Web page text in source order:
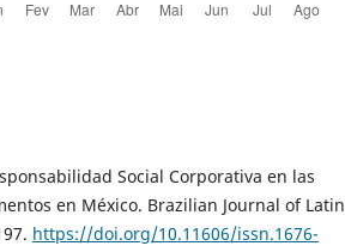
Social Corporativa en las
en México. Brazilian Journal of Latin
https://doi.org/10.11606/issn.1676-